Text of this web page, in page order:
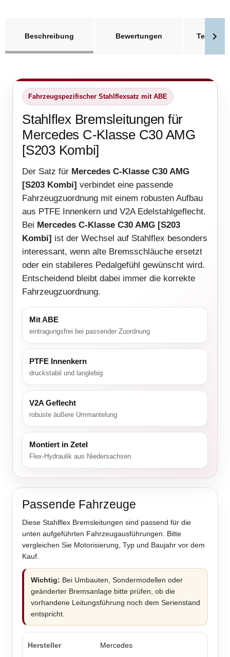
Beschreibung
Bewertungen
Fahrzeugspezifischer Stahlflexsatz mit ABE
Stahlflex Bremsleitungen für
Mercedes C-Klasse C30 AMG
[S203 Kombi]
Der Satz für Mercedes C-Klasse C30 AMG
[S203 Kombi] verbindet eine passende
Fahrzeugzuordnung mit einem robusten Aufbau
aus PTFE Innenkern und V2A Edelstahlgeflecht.
Bei Mercedes C-Klasse C30 AMG [S203
Kombi] ist der Wechsel auf Stahlflex besonders
interessant, wenn alte Bremsschläuche ersetzt
oder ein stabileres Pedalgefühl gewünscht wird.
Entscheidend bleibt dabei immer die korrekte
Fahrzeugzuordnung.
Mit ABE
eintragungsfrei bei passender Zuordnung
PTFE Innenkern
druckstabil und langlebig
V2A Geflecht
robuste äußere Ummantelung
Montiert in Zetel
Flex-Hydraulik aus Niedersachsen
Passende Fahrzeuge
Diese Stahlflex Bremsleitungen sind passend für die
unten aufgeführten Fahrzeugausführungen. Bitte
vergleichen Sie Motorisierung, Typ und Baujahr vor dem
Kauf.
Wichtig: Bei Umbauten, Sondermodellen oder
geänderter Bremsanlage bitte prüfen, ob die
vorhandene Leitungsführung noch dem Serienstand
entspricht.
Mercedes